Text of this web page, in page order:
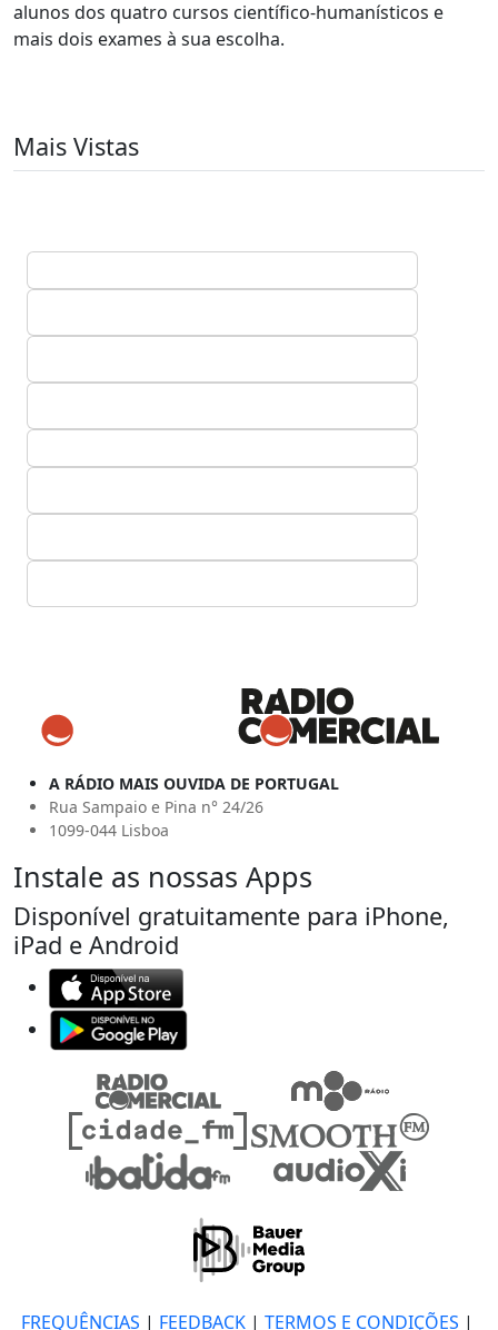
alunos dos quatro cursos científico-humanísticos e
mais dois exames à sua escolha.
Mais Vistas
A RÁDIO MAIS OUVIDA DE PORTUGAL
Rua Sampaio e Pina n° 24/26
1099-044 Lisboa
Instale as nossas Apps
Disponível gratuitamente para iPhone,
iPad e Android
FREQUÊNCIAS | FEEDBACK| TERMOS E CONDIÇÕES |